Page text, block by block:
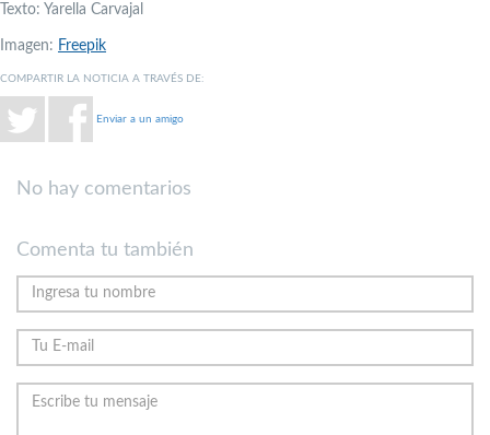
Texto: Yarella Carvajal
Imagen: Freepik
COMPARTIR LA NOTICIA A TRAVÉS DE:
Enviar a un amigo
No hay comentarios
Comenta tu también